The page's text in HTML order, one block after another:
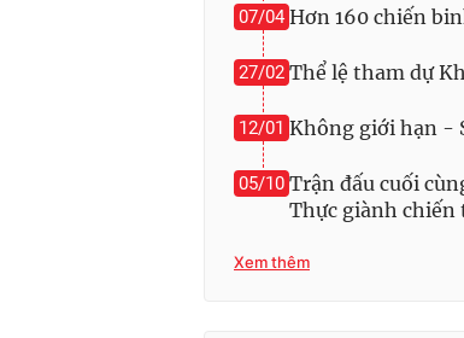
07/04 Hơn 160 chiến
27/02 Thể lệ tham dự
12/01 Không giới hạn -
05/10 Trận đấu cuối
Thực giành chiến
Xem thêm